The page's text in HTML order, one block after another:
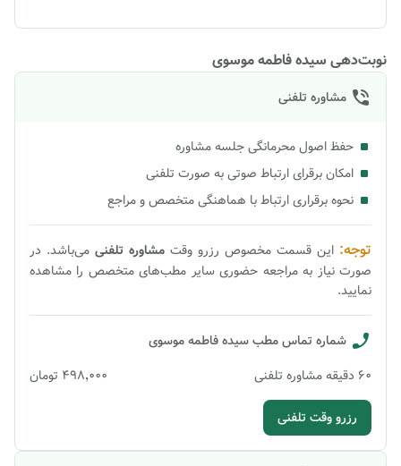
نوبت‌دهی سیده فاطمه موسوی
مشاوره تلفنی
حفظ اصول محرمانگی جلسه مشاوره
امکان برقرای ارتباط صوتی به صورت تلفنی
نحوه برقراری ارتباط با هماهنگی متخصص و مراجع
توجه: این قسمت مخصوص رزرو وقت مشاوره تلفنی می‌باشد. در
صورت نیاز به مراجعه حضوری سایر مطب‌های متخصص را مشاهده
نمایید.
شماره تماس مطبسیده فاطمه موسوی
60 دقیقهمشاوره تلفنی ۴۹۸٬۰۰۰ تومان
رزرو وقت تلفنی